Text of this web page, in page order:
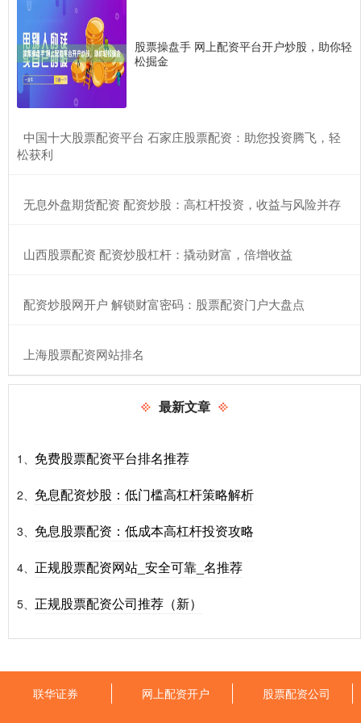
股票操盘手 网上配资平台开户炒股，助你轻
松掘金
​中国十大股票配资平台 石家庄股票配资：助您投资腾飞，轻
松获利
​无息外盘期货配资 配资炒股：高杠杆投资，收益与风险并存
​山西股票配资 配资炒股杠杆：撬动财富，倍增收益
​配资炒股网开户 解锁财富密码：股票配资门户大盘点
​上海股票配资网站排名
最新文章
1、 免费股票配资平台排名推荐
2、 免息配资炒股：低门槛高杠杆策略解析
3、 免息股票配资：低成本高杠杆投资攻略
4、 正规股票配资网站_安全可靠_名推荐
5、 正规股票配资公司推荐（新）
联华证券 网上配资开户 股票配资公司